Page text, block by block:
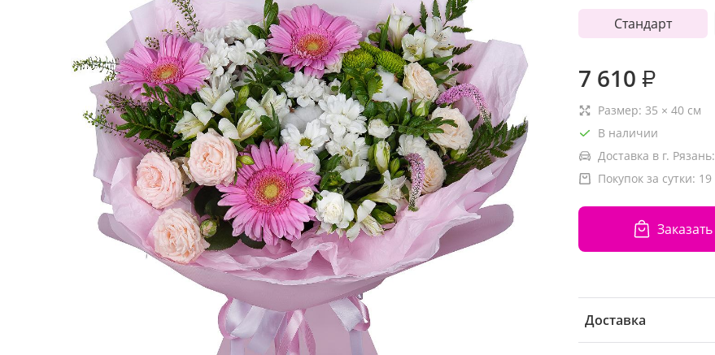
Стандарт
7 610 ₽
Размер: 35 × 40 см
В наличии
Доставка в г. Рязань:
Покупок за сутки: 19
Заказать
Доставка